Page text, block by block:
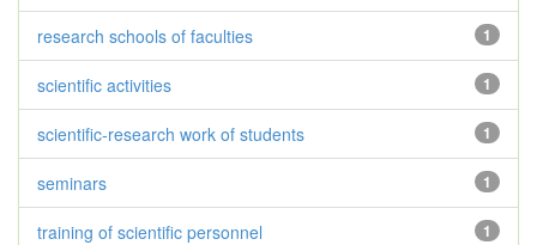
1
research schools of faculties
1
scientific activities
1
scientific-research work of students
1
seminars
1
training of scientific personnel